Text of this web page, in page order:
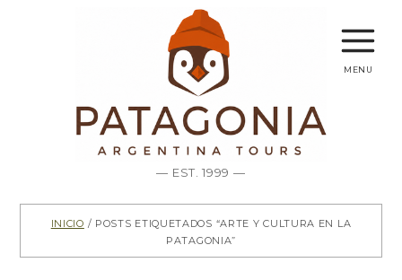
— EST. 1999 —
menu
Inicio / Posts etiquetados “Arte y Cultura en la
Patagonia”